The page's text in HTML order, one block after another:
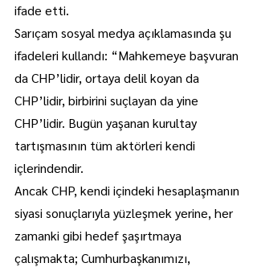
ifade etti.
Sarıçam sosyal medya açıklamasında şu
ifadeleri kullandı: “Mahkemeye başvuran
da CHP’lidir, ortaya delil koyan da
CHP’lidir, birbirini suçlayan da yine
CHP’lidir. Bugün yaşanan kurultay
tartışmasının tüm aktörleri kendi
içlerindendir.
Ancak CHP, kendi içindeki hesaplaşmanın
siyasi sonuçlarıyla yüzleşmek yerine, her
zamanki gibi hedef şaşırtmaya
çalışmakta; Cumhurbaşkanımızı,